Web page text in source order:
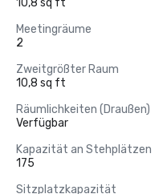
10,8 sq ft
Meetingräume
2
Zweitgrößter Raum
10,8 sq ft
Räumlichkeiten (Draußen)
Verfügbar
Kapazität an Stehplätzen
175
Sitzplatzkapazität